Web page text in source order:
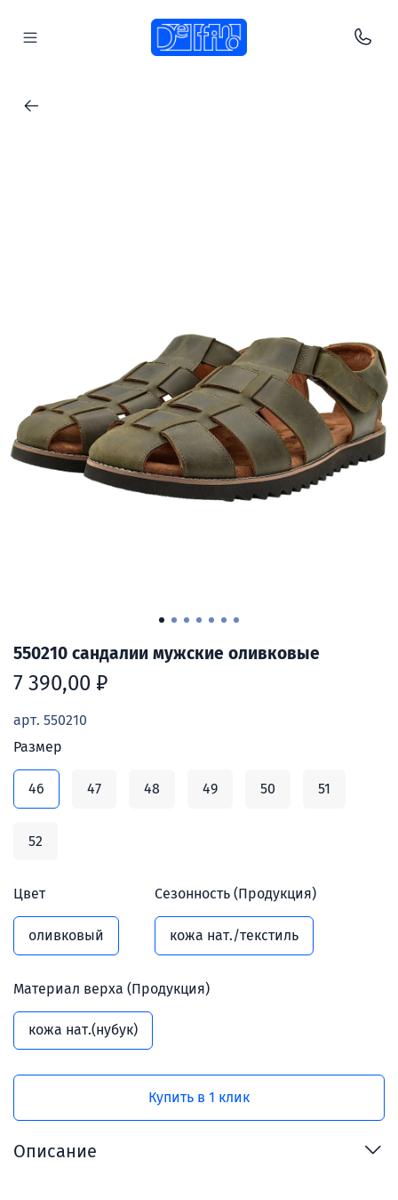
арт. 550210
550210 сандалии мужские оливковые
7 390,00 ₽
Купить в 1 клик
Размер
46 47 48 49 50 51
52
Цвет
оливковый
Сезонность (Продукция)
кожа нат./текстиль
Материал верха (Продукция)
кожа нат.(нубук)
Описание